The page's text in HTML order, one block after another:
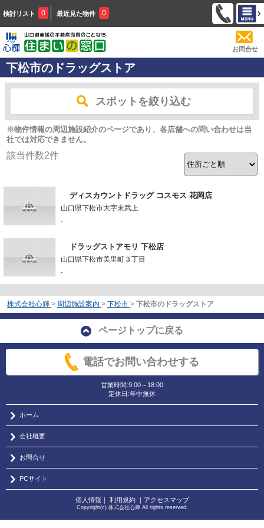
検討リスト 0 最近見た物件 0
お問合せ
下松市のドラッグストア
スポットを絞り込む
※物件情報の周辺施設紹介のページであり、各店舗への問い合わせは当
社では対応できません。
該当件数2件
ディスカウントドラッグ コスモス 花岡店
山口県下松市大字末武上
-
ドラッグストアモリ 下松店
山口県下松市美里町３丁目
-
株式会社心輝 > 周辺施設案内 > 下松市 > 下松市のドラッグストア
ページトップに戻る
電話でお問い合わせする
営業時間:9:00～18:00
定休日:年中無休
ホーム
会社概要
お問合せ
PCサイト
個人情報 ｜ 利用規約｜ アクセスマップ
Copyright(c) 株式会社心輝 All rights reserved.